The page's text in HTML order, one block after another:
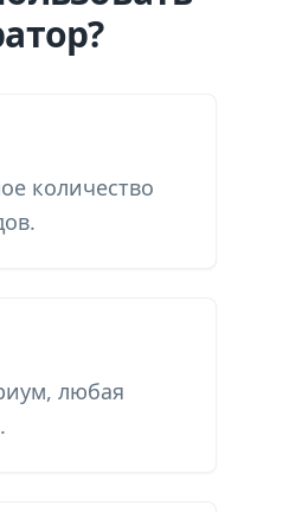
количество
любая